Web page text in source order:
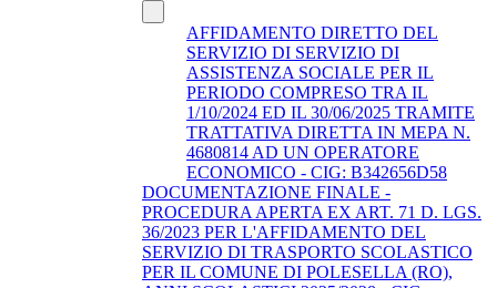
AFFIDAMENTO DIRETTO DEL
SERVIZIO DI SERVIZIO DI
ASSISTENZA SOCIALE PER IL
PERIODO COMPRESO TRA IL
1/10/2024 ED IL 30/06/2025 TRAMITE
TRATTATIVA DIRETTA IN MEPA N.
4680814 AD UN OPERATORE
ECONOMICO - CIG: B342656D58
DOCUMENTAZIONE FINALE -
PROCEDURA APERTA EX ART. 71 D. LGS.
36/2023 PER L'AFFIDAMENTO DEL
SERVIZIO DI TRASPORTO SCOLASTICO
PER IL COMUNE DI POLESELLA (RO),